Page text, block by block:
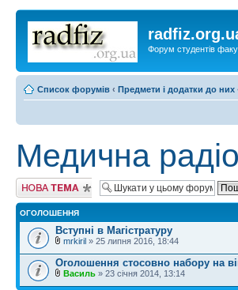
Форум студентів
Список форумів ‹ Предмети і додатки до них
Медична
Створити нову
тему
ОГОЛОШЕННЯ
Вступні в Магістратуру
mrkiril » 25 липня 2016, 18:44
Оголошення стосовно набору на
Василь » 23 січня 2014, 13:14